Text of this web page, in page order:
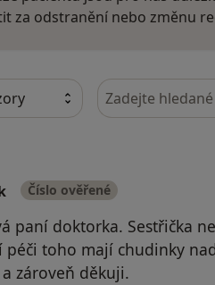
za odstranění nebo změnu
Hledejte v
Číslo ověřené
paní doktorka. Sestřička
péči toho mají chudinky
zároveň děkuji.